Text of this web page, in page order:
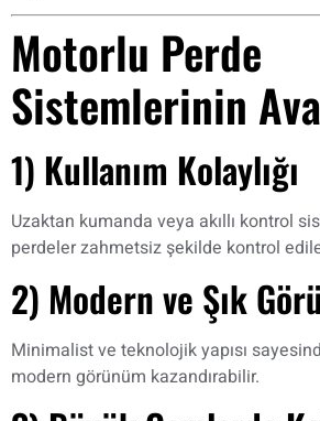
Motorlu Perde
Sistemlerinin
1) Kullanım Kolaylığı
Uzaktan kumanda veya akıllı kontrol
perdeler zahmetsiz şekilde kontrol
2) Modern ve Şık
Minimalist ve teknolojik yapısı
modern görünüm kazandırabilir.